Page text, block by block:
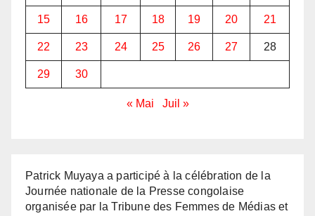
15 16 17 18 19 20 21
22 23 24 25 26 27 28
29 30
« Mai Juil »
Patrick Muyaya a participé à la célébration de la
Journée nationale de la Presse congolaise
organisée par la Tribune des Femmes de Médias et